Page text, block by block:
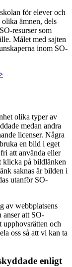
för elever och
ämnen, dels
resurser som
Målet med sajten
inom SO-
olika typer av
medan andra
licenser. Några
en bild i eget
att använda eller
klicka på bildlänken
saknas är bilden i
utanför SO-
av webbplatsens
anser att SO-
och
oss så att vi kan ta
enligt